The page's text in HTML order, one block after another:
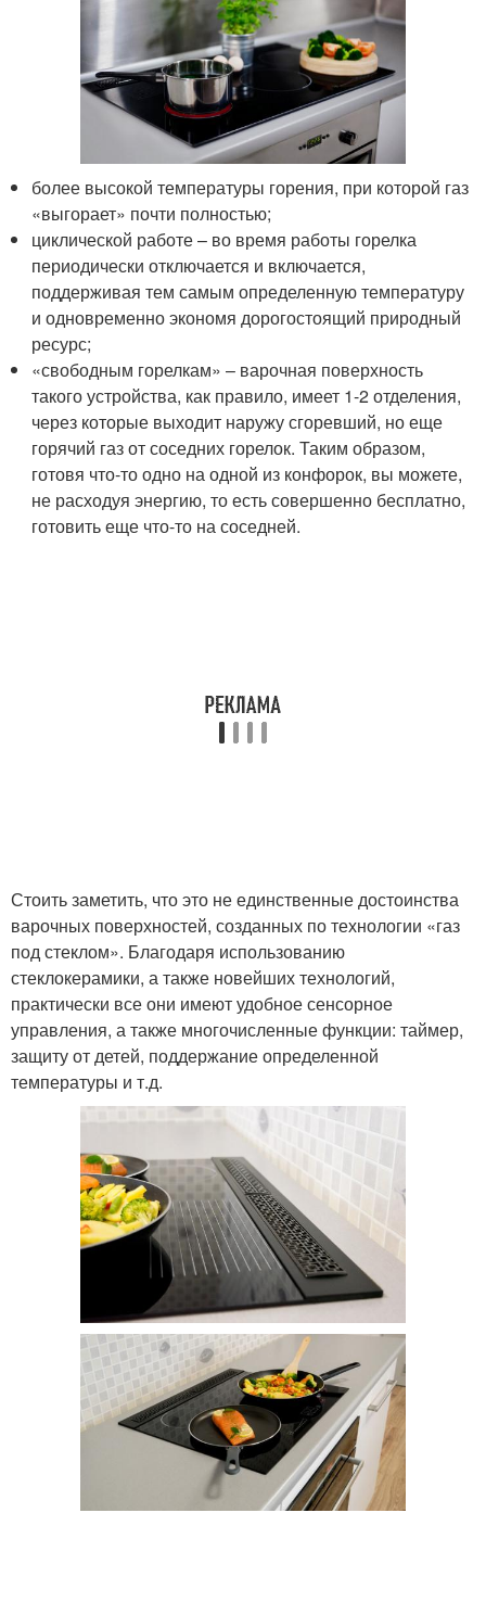
более высокой температуры горения, при которой газ
«выгорает» почти полностью;
циклической работе – во время работы горелка
периодически отключается и включается,
поддерживая тем самым определенную температуру
и одновременно экономя дорогостоящий природный
ресурс;
«свободным горелкам» – варочная поверхность
такого устройства, как правило, имеет 1-2 отделения,
через которые выходит наружу сгоревший, но еще
горячий газ от соседних горелок. Таким образом,
готовя что-то одно на одной из конфорок, вы можете,
не расходуя энергию, то есть совершенно бесплатно,
готовить еще что-то на соседней.
Стоить заметить, что это не единственные достоинства
варочных поверхностей, созданных по технологии «газ
под стеклом». Благодаря использованию
стеклокерамики, а также новейших технологий,
практически все они имеют удобное сенсорное
управления, а также многочисленные функции: таймер,
защиту от детей, поддержание определенной
температуры и т.д.